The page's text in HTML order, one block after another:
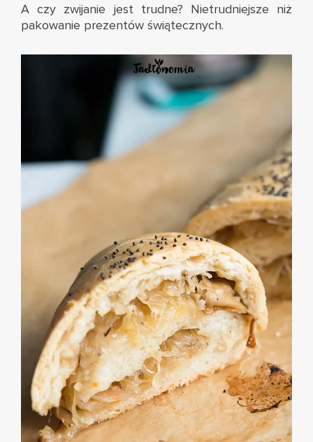
A czy zwijanie jest trudne? Nietrudniejsze niż
pakowanie prezentów świątecznych.